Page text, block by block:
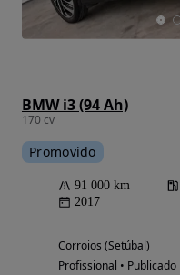
BMW i3 (94 Ah)
170 cv
Promovido
91 000 km
2017
Corroios (Setúbal)
Profissional • Publicado